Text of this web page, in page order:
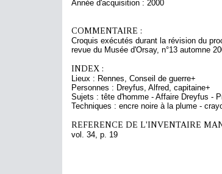
Année d'acquisition : 2000
COMMENTAIRE :
Croquis exécutés durant la révision du
revue du Musée d'Orsay, n°13 automne
INDEX :
Lieux : Rennes, Conseil de guerre+
Personnes : Dreyfus, Alfred, capitaine+
Sujets : tête d'homme - Affaire Dreyfus -
Techniques : encre noire à la plume -
REFERENCE DE L'INVENTAIRE
vol. 34, p. 19